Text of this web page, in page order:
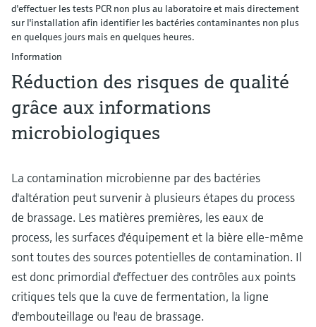
d'effectuer les tests PCR non plus au laboratoire et mais directement
sur l'installation afin identifier les bactéries contaminantes non plus
en quelques jours mais en quelques heures.
Information
Réduction des risques de qualité
grâce aux informations
microbiologiques
La contamination microbienne par des bactéries
d'altération peut survenir à plusieurs étapes du process
de brassage. Les matières premières, les eaux de
process, les surfaces d'équipement et la bière elle-même
sont toutes des sources potentielles de contamination. Il
est donc primordial d'effectuer des contrôles aux points
critiques tels que la cuve de fermentation, la ligne
d'embouteillage ou l'eau de brassage.